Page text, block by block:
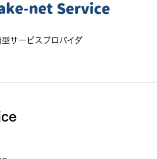
サービスプロバイダ